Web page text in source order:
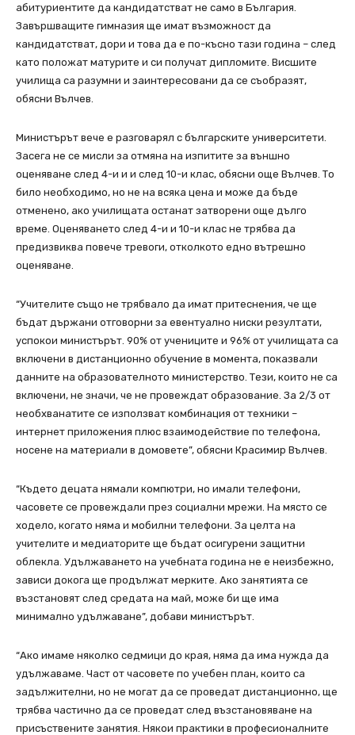
абитуриентите да кандидатстват не само в България.
Завършващите гимназия ще имат възможност да
кандидатстват, дори и това да е по-късно тази година – след
като положат матурите и си получат дипломите. Висшите
училища са разумни и заинтересовани да се съобразят,
обясни Вълчев.
Министърът вече е разговарял с българските университети.
Засега не се мисли за отмяна на изпитите за външно
оценяване след 4-и и и след 10-и клас, обясни още Вълчев. То
било необходимо, но не на всяка цена и може да бъде
отменено, ако училищата останат затворени още дълго
време. Оценяването след 4-и и 10-и клас не трябва да
предизвиква повече тревоги, отколкото едно вътрешно
оценяване.
“Учителите също не трябвало да имат притеснения, че ще
бъдат държани отговорни за евентуално ниски резултати,
успокои министърът. 90% от учениците и 96% от училищата са
включени в дистанционно обучение в момента, показвали
данните на образователното министерство. Тези, които не са
включени, не значи, че не провеждат образование. За 2/3 от
необхванатите се използват комбинация от техники –
интернет приложения плюс взаимодействие по телефона,
носене на материали в домовете”, обясни Красимир Вълчев.
“Където децата нямали компютри, но имали телефони,
часовете се провеждали през социални мрежи. На място се
ходело, когато няма и мобилни телефони. За целта на
учителите и медиаторите ще бъдат осигурени защитни
облекла. Удължаването на учебната година не е неизбежно,
зависи докога ще продължат мерките. Ако занятията се
възстановят след средата на май, може би ще има
минимално удължаване”, добави министърът.
“Ако имаме няколко седмици до края, няма да има нужда да
удължаваме. Част от часовете по учебен план, които са
задължителни, но не могат да се проведат дистанционно, ще
трябва частично да се проведат след възстановяване на
присъствените занятия. Някои практики в професионалните